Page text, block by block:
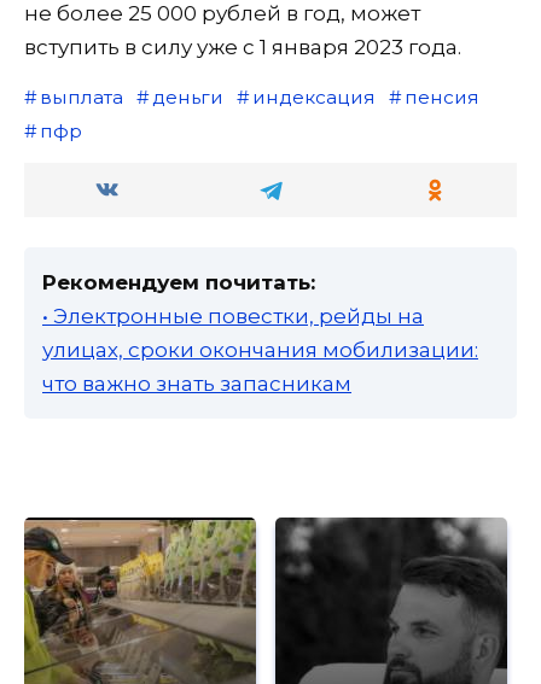
не более 25 000 рублей в год, может
вступить в силу уже с 1 января 2023 года.
выплата деньги индексация
пенсия
пфр
Рекомендуем почитать:
• Электронные повестки, рейды на
улицах, сроки окончания мобилизации:
что важно знать запасникам